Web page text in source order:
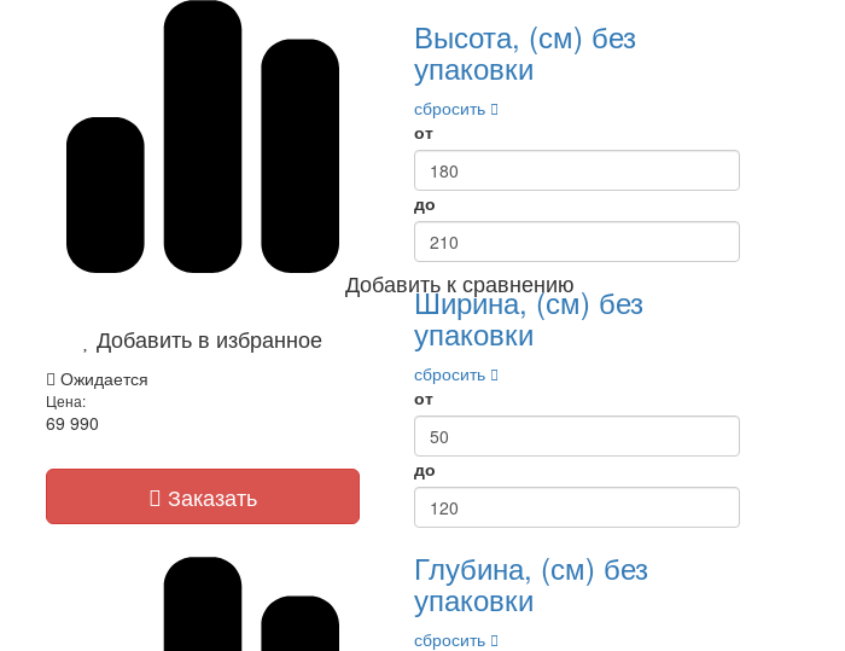
Добавить к сравнению
Добавить в избранное
Ожидается
Цена:
69 990
Заказать
Высота, (см) без
упаковки
сбросить
от
до
Ширина, (см) без
упаковки
сбросить
от
до
Глубина, (см) без
упаковки
сбросить